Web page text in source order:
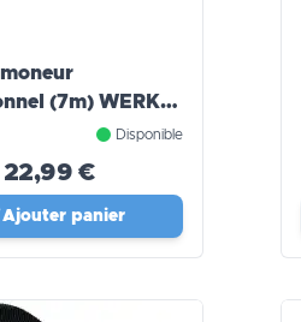
(7m) WERKA
Disponible
22,99 €
Ajouter panier